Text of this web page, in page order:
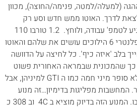
(למעלה/למטה, פנימה/החוצה), מכוון
לדרך. האוטו ממש חדש וסע רק
1500 ק"מ, אני נותן לו להגיע לטמפ' עבודה, ולוחץ. 1.2 טורבו 110
כ"ס יחד עם גיר אוטומטי פלנטרי 6 הילוכים עושים את שלהם והאוטו
בלב 'איזה כיף'. כל לחיצה על הדוושה
שהמכונית שבמראה האחורית פשוט
קטנה במהירות. זה כמובן לא סופר מיני חמה כמו ה GTI למיניהן, אבל
המחשבות מפליגות בדימיון…זה מנוע
פיורטק 1.2 ליטר, עם טורבו. המנוע הזה בדיוק מוציא ב 4C וב 308 כ